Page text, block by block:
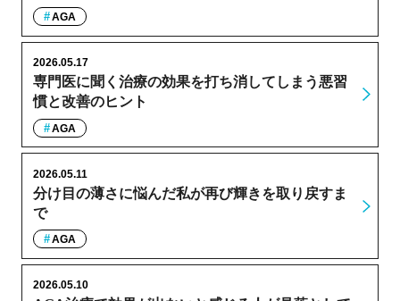
AGA
専門医に聞く治療の効果を打ち消してしまう悪習
慣と改善のヒント
2026.05.17
AGA
分け目の薄さに悩んだ私が再び輝きを取り戻すま
で
2026.05.11
AGA
2026.05.10